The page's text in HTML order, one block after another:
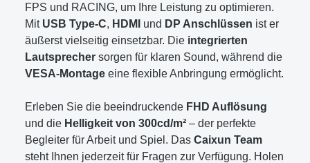
FPS und RACING, um Ihre Leistung zu optimieren.
Mit USB Type-C, HDMI und DP Anschlüssen ist er
äußerst vielseitig einsetzbar. Die integrierten
Lautsprecher sorgen für klaren Sound, während die
VESA-Montage eine flexible Anbringung ermöglicht.
Erleben Sie die beeindruckende FHD Auflösung
und die Helligkeit von 300cd/m² – der perfekte
Begleiter für Arbeit und Spiel. Das Caixun Team
steht Ihnen jederzeit für Fragen zur Verfügung. Holen